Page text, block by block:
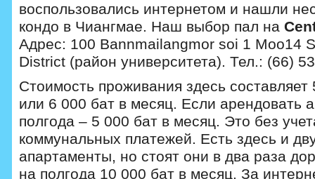
воспользовались интернетом и нашли
кондо в Чиангмае. Наш выбор пал на
Адрес: 100 Bannmailangmor soi 1 Moo14
District (район университета). Тел.: (66)
Стоимость проживания здесь составляет
или 6 000 бат в месяц. Если арендовать
полгода – 5 000 бат в месяц. Это без
коммунальных платежей. Есть здесь и
апартаменты, но стоят они в два раза
на полгода 10 000 бат в месяц. За